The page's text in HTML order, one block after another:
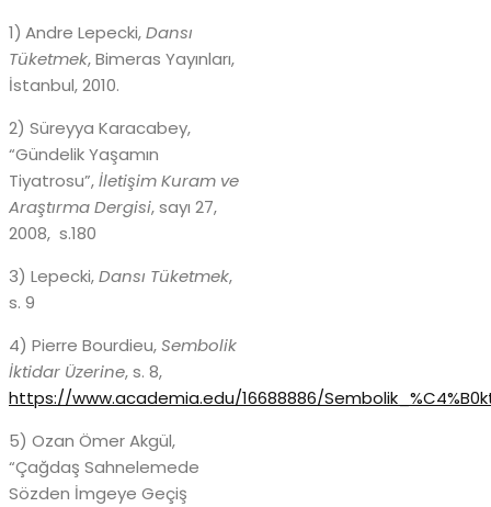
1) Andre Lepecki,Dansı
Tüketmek, Bimeras Yayınları,
İstanbul, 2010.
2) Süreyya Karacabey,
“Gündelik Yaşamın
Tiyatrosu”,İletişim Kuram ve
Araştırma Dergisi, sayı 27,
2008, s.180
3) Lepecki,Dansı Tüketmek,
s. 9
4) Pierre Bourdieu,Sembolik
İktidar Üzerine, s. 8,
https://www.academia.edu/16688886/
5) Ozan Ömer Akgül,
“Çağdaş Sahnelemede
Sözden İmgeye Geçiş